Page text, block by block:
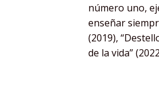
número uno,
enseñar
(2019),
de la vida”